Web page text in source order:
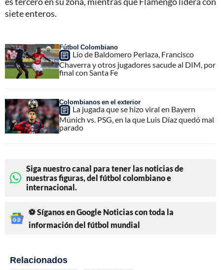
siete enteros.
Fútbol Colombiano
Lío de Baldomero Perlaza, Francisco
Chaverra y otros jugadores sacude al DIM, por
final con Santa Fe
Colombianos en el exterior
La jugada que se hizo viral en Bayern
Múnich vs. PSG, en la que Luis Díaz quedó mal
parado
Siga nuestro canal para tener las noticias de
nuestras figuras, del fútbol colombiano e
internacional.
⚽ Síganos en Google Noticias con toda la
información del fútbol mundial
Relacionados